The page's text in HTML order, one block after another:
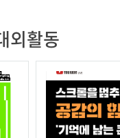
외활동